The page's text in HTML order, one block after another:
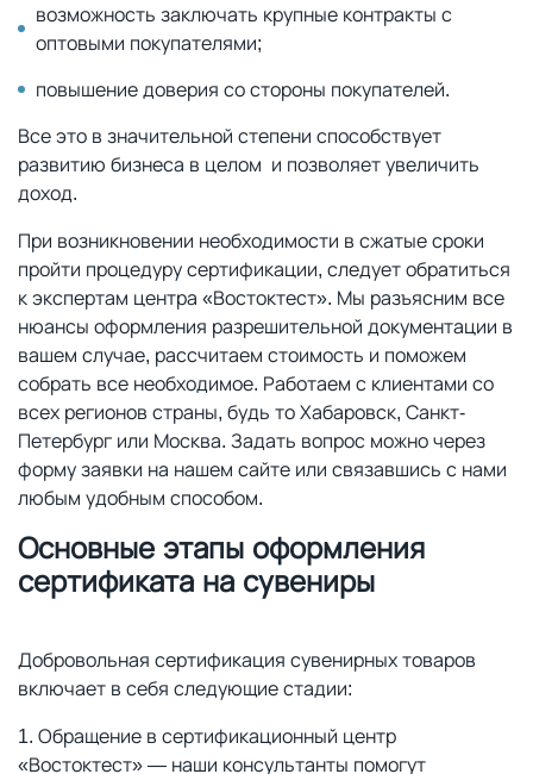
возможность заключать крупные контракты с
оптовыми покупателями;
повышение доверия со стороны покупателей.
Все это в значительной степени способствует
развитию бизнеса в целом и позволяет увеличить
доход.
При возникновении необходимости в сжатые сроки
пройти процедуру сертификации, следует обратиться
к экспертам центра «Востоктест». Мы разъясним все
нюансы оформления разрешительной документации в
вашем случае, рассчитаем стоимость и поможем
собрать все необходимое. Работаем с клиентами со
всех регионов страны, будь то Хабаровск, Санкт-
Петербург или Москва. Задать вопрос можно через
форму заявки на нашем сайте или связавшись с нами
любым удобным способом.
Основные этапы оформления
сертификата на сувениры
Добровольная сертификация сувенирных товаров
включает в себя следующие стадии:
Обращение в сертификационный центр
«Востоктест» — наши консультанты помогут